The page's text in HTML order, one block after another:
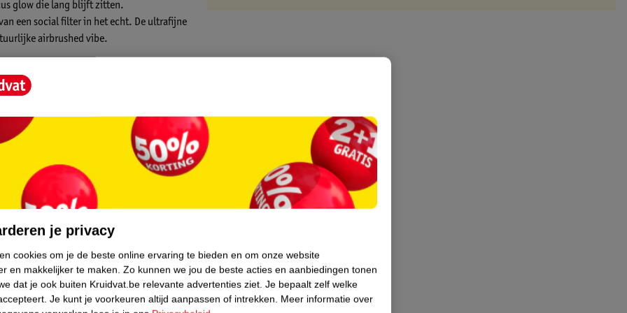
glow die lang blijft zitten.
een social filter in het echt. De ultrafijne
airbrushed vibe.
klontert en plooit niet.
dekking
werken
je privacy
cookies om je de beste online ervaring te bieden en om onze website
en makkelijker te maken. Zo kunnen we jou de beste acties en aanbiedingen tonen
dat je ook buiten Kruidvat.be relevante advertenties ziet. Je bepaalt zelf welke
Je kunt je voorkeuren altijd aanpassen of intrekken. Meer informatie over